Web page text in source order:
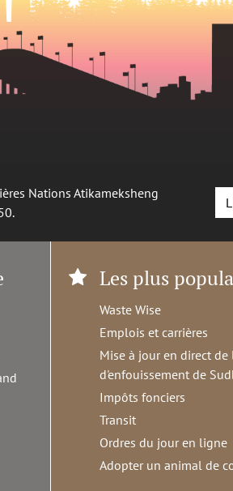
Nations Atikameksheng
Les plus
Waste Wise
Emplois et carrières
Mise à jour en direct de
d'enfouissement de
Impôts fonciers
Transit
Ordres du jour en ligne
Adopter un animal de